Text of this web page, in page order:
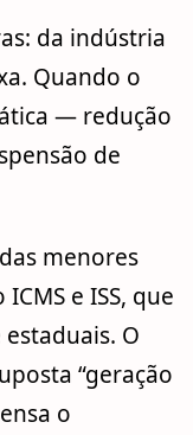
da indústria
Quando o
— redução
de
menores
e ISS, que
O
“geração
o